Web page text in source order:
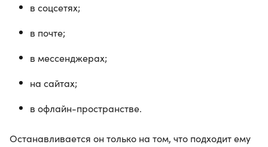
в соцсетях;
в почте;
в мессенджерах;
на сайтах;
в офлайн-пространстве.
Останавливается он только на том, что подходит ему